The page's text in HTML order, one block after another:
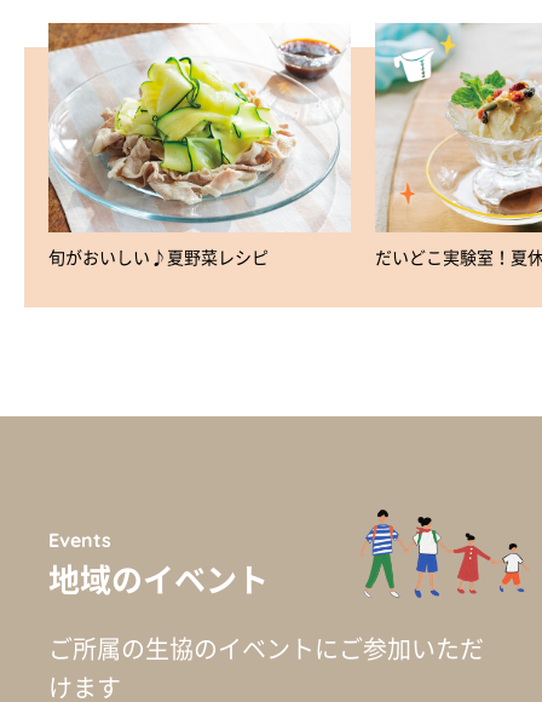
旬がおいしい♪夏野菜レシピ だいどこ実験室！夏
Events
地域のイベント
ご所属の生協のイベントに ご参加いただ
けます